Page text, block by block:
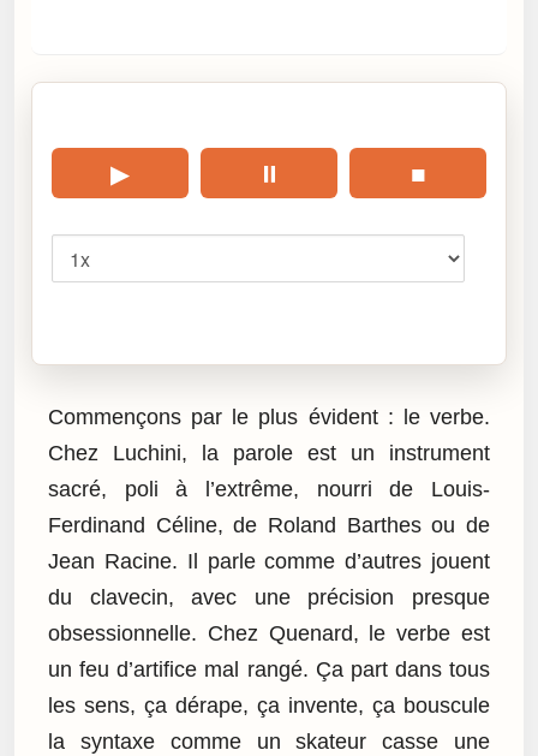
▶ ⏸ ■
Commençons par le plus évident : le verbe.
Chez Luchini, la parole est un instrument
sacré, poli à l’extrême, nourri de Louis-
Ferdinand Céline, de Roland Barthes ou de
Jean Racine. Il parle comme d’autres jouent
du clavecin, avec une précision presque
obsessionnelle. Chez Quenard, le verbe est
un feu d’artifice mal rangé. Ça part dans tous
les sens, ça dérape, ça invente, ça bouscule
la syntaxe comme un skateur casse une